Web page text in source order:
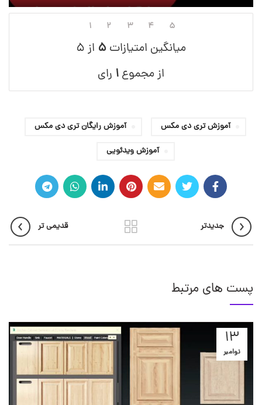
۱ ۲ ۳ ۴ ۵
میانگین امتیازات ۵ از ۵
از مجموع ۱ رای
آموزش تری دی مکس
آموزش رایگان تری دی مکس
آموزش ویدئویی
جدیدتر قدیمی تر
پست های مرتبط
13
نوامبر